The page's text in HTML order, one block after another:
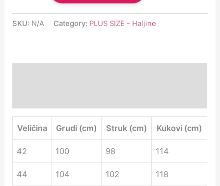
SKU: N/A Category: PLUS SIZE - Haljine
Veličina Grudi (cm) Struk (cm) Kukovi (cm)
42 100 98 114
44 104 102 118